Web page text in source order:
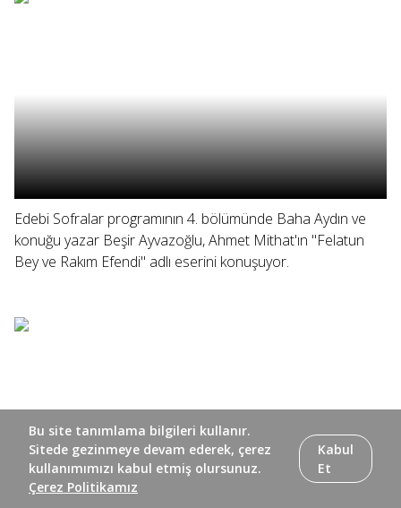
Edebi Sofralar programının 4. bölümünde Baha Aydın ve
konuğu yazar Beşir Ayvazoğlu, Ahmet Mithat'ın "Felatun
Bey ve Rakım Efendi" adlı eserini konuşuyor.
Bu site tanımlama bilgileri kullanır.
Sitede gezinmeye devam ederek, çerez
kullanımımızı kabul etmiş olursunuz.
Çerez Politikamız
Kabul
Et